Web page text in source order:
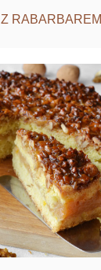
RABARBAREM